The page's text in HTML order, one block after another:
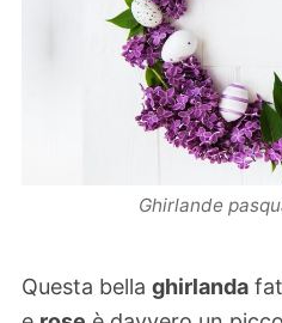
Ghirlande
Questa bella ghirlanda